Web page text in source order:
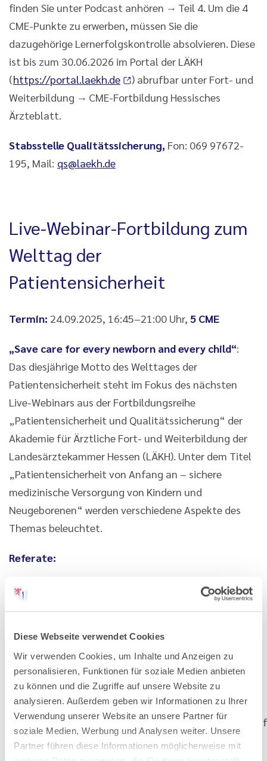
Diese Webseite verwendet Cookies
Wir verwenden Cookies, um Inhalte und Anzeigen zu
personalisieren, Funktionen für soziale Medien anbieten
zu können und die Zugriffe auf unsere Website zu
analysieren. Außerdem geben wir Informationen zu Ihrer
Verwendung unserer Website an unsere Partner für
soziale Medien, Werbung und Analysen weiter. Unsere
Partner führen diese Informationen möglicherweise mit
finden Sie unter Podcast anhören → Teil 4. Um die 4
CME-Punkte zu erwerben, müssen Sie die
dazugehörige Lernerfolgskontrolle absolvieren. Diese
ist bis zum 30.06.2026 im Portal der LÄKH
(https://portal.laekh.de
) abrufbar unter Fort- und
Weiterbildung → CME-Fortbildung Hessisches
Ärzteblatt.
Stabsstelle Qualitätssicherung, Fon: 069 97672-
195, Mail: qs@laekh.de
Live-Webinar-Fortbildung zum
Welttag der
Patientensicherheit
Termin: 24.09.2025, 16:45–21:00 Uhr, 5 CME
„Save care for every newborn and every child“:
Das diesjährige Motto des Welttages der
Patientensicherheit steht im Fokus des nächsten
Live-Webinars aus der Fortbildungsreihe
„Patientensicherheit und Qualitätssicherung“ der
Akademie für Ärztliche Fort- und Weiterbildung der
Landesärztekammer Hessen (LÄKH). Unter dem Titel
„Patientensicherheit von Anfang an – sichere
medizinische Versorgung von Kindern und
Neugeborenen“ werden verschiedene Aspekte des
Themas beleuchtet.
Referate:
Externe Qualitätssicherung in der Geburtshilfe
Kinderintensivstationen (Dr. med. Roland
Schrewe)
Qualitätssicherung in der Gynäkologie (Dr. med.
Klaus Doubek)
Blick in den Kreißsaal aus der Perspektive der
(Dr. med. Christopher Seiler & Oliver Lübker)